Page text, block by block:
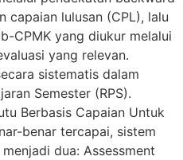
capaian lulusan (CPL), lalu
CPMK yang diukur melalui
yang relevan.
sistematis dalam
Semester (RPS).
Berbasis Capaian Untuk
benar tercapai, sistem
dua: Assessment